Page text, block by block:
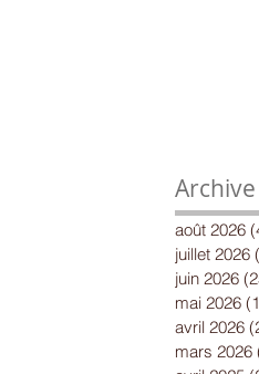
Archive
août 2026
juillet 2026
juin 2026
mai 2026
avril 2026
mars 2026